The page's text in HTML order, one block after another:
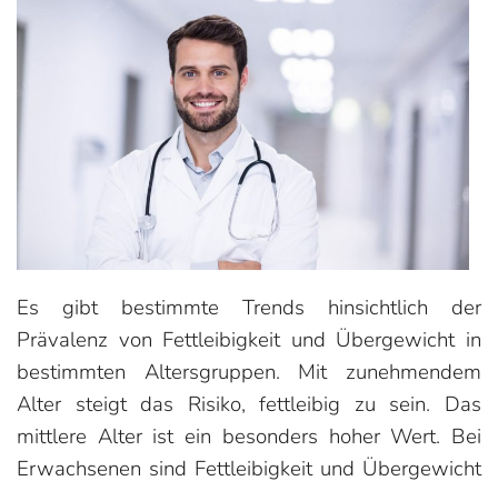
Es gibt bestimmte Trends hinsichtlich der
Prävalenz von Fettleibigkeit und Übergewicht in
bestimmten Altersgruppen. Mit zunehmendem
Alter steigt das Risiko, fettleibig zu sein. Das
mittlere Alter ist ein besonders hoher Wert. Bei
Erwachsenen sind Fettleibigkeit und Übergewicht